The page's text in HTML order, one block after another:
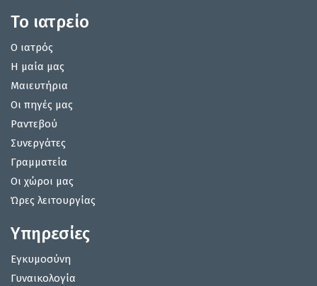
Το ιατρείο
Ο ιατρός
Η μαία μας
Μαιευτήρια
Οι πηγές μας
Ραντεβού
Συνεργάτες
Γραμματεία
Οι χώροι μας
Ώρες λειτουργίας
Υπηρεσίες
Εγκυμοσύνη
Γυναικολογία